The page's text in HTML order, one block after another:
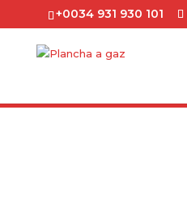
+0034 931 930 101